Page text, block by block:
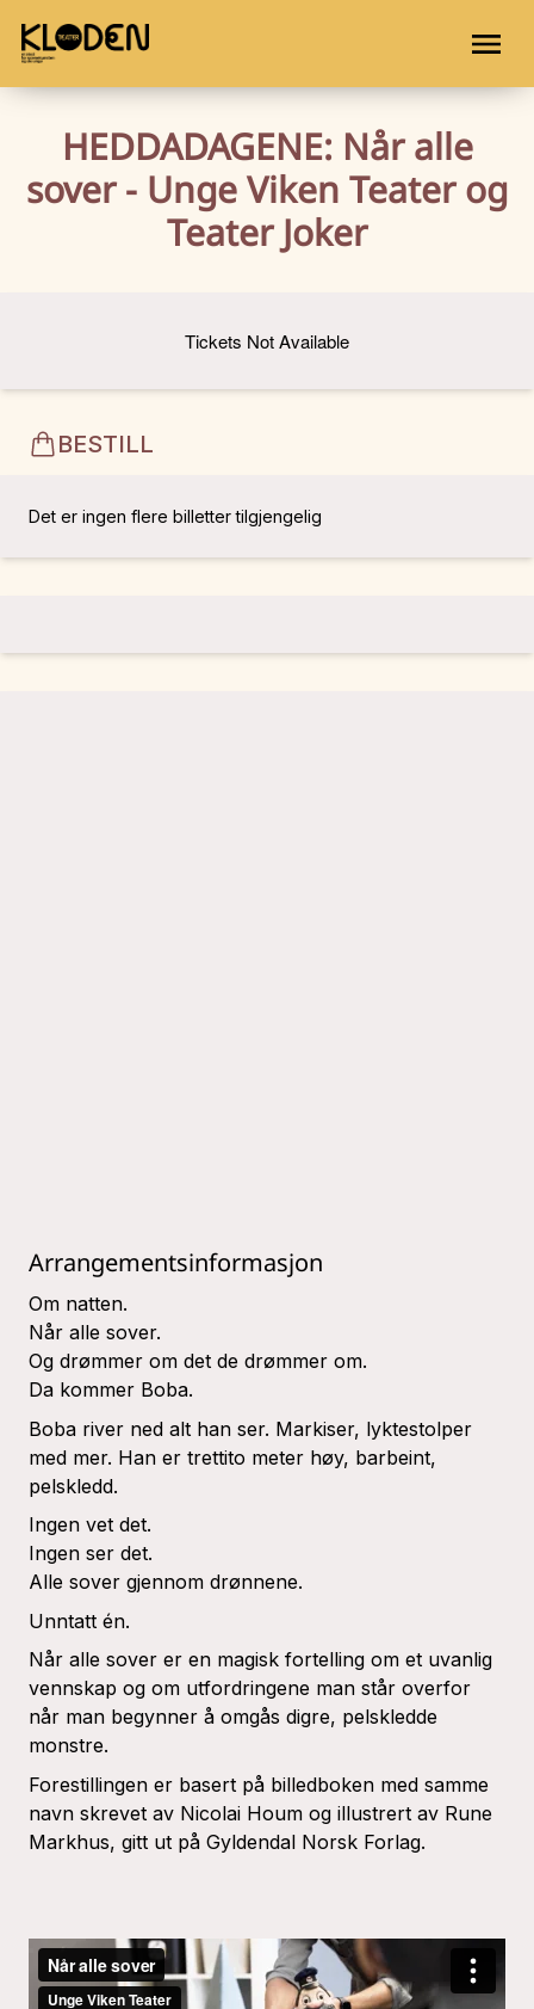
HEDDADAGENE: Når alle
sover - Unge Viken Teater og
Teater Joker
Tickets Not Available
BESTILL
Det er ingen flere billetter tilgjengelig
Arrangementsinformasjon
Om natten.
Når alle sover.
Og drømmer om det de drømmer om.
Da kommer Boba.
Boba river ned alt han ser. Markiser, lyktestolper
med mer. Han er trettito meter høy, barbeint,
pelskledd.
Ingen vet det.
Ingen ser det.
Alle sover gjennom drønnene.
Unntatt én.
Når alle sover er en magisk fortelling om et uvanlig
vennskap og om utfordringene man står overfor
når man begynner å omgås digre, pelskledde
monstre.
Forestillingen er basert på billedboken med samme
navn skrevet av Nicolai Houm og illustrert av Rune
Markhus, gitt ut på Gyldendal Norsk Forlag.